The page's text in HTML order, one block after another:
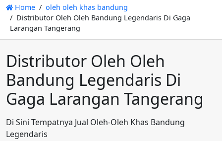
Home
oleh oleh khas bandung
Distributor Oleh Oleh Bandung Legendaris Di Gaga
Larangan Tangerang
Distributor Oleh Oleh
Bandung Legendaris Di
Gaga Larangan Tangerang
Di Sini Tempatnya Jual Oleh-Oleh Khas Bandung
Legendaris